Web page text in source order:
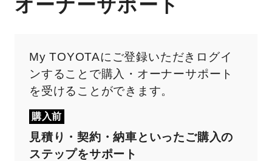
オーナーサポート
My TOYOTAにご登録いただきログイ
ンすることで購入・オーナーサポート
を受けることができます。
購入前
見積り・契約・納車といったご購入の
ステップをサポート